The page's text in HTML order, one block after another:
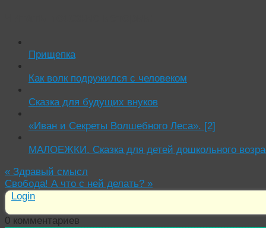
Прищепка
Как волк подружился с человеком
Сказка для будущих внуков
«Иван и Секреты Волшебного Леса». [2]
МАЛОЕЖКИ. Сказка для детей дошкольного
« Здравый смысл
Свобода! А что с ней делать? »
Login
0 комментариев